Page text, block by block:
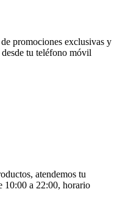
promociones exclusivas y
tu teléfono móvil
atendemos tu
10:00 a 22:00, horario